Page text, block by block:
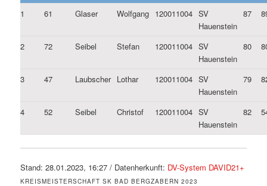
1
61 Glaser Wolfgang 120011004 SV
Hauenstein
87
2 72 Seibel Stefan 120011004 SV
Hauenstein
80
3 47 Laubscher Lothar 120011004 SV
Hauenstein
79
4 52 Seibel Christof 120011004 SV
Hauenstein
82
Stand: 28.01.2023, 16:27 / Datenherkunft: DV-System DAVID21+
KREISMEISTERSCHAFT SK BAD BERGZABERN 2023